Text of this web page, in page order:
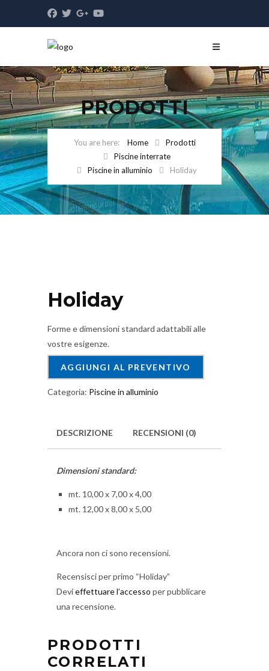
PRODOTTI
Home
Prodotti
Piscine interrate
Piscine in alluminio
Holiday
Holiday
Forme e dimensioni standard adattabili alle
vostre esigenze.
AGGIUNGI AL PREVENTIVO
Categoria: Piscine in alluminio
DESCRIZIONE RECENSIONI (0)
Dimensioni standard:
mt. 10,00 x 7,00 x 4,00
mt. 12,00 x 8,00 x 5,00
Ancora non ci sono recensioni.
Recensisci per primo “Holiday”
Devieffettuare l’accesso per pubblicare
una recensione.
PRODOTTI
CORRELATI